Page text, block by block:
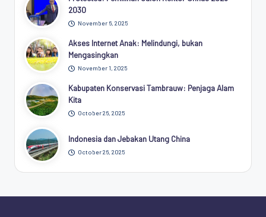
2030
November 6, 2025
Akses Internet Anak: Melindungi, bukan
Mengasingkan
November 1, 2025
Kabupaten Konservasi Tambrauw: Penjaga Alam
Kita
October 26, 2025
Indonesia dan Jebakan Utang China
October 26, 2025